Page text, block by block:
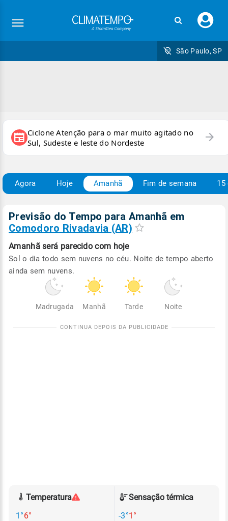
seu
São Paulo, SP
newspaper Ciclone Atenção para o mar muito agitado no
Sul, Sudeste e leste do Nordeste
arrow_forward
Agora Hoje Amanhã Fim de semana 15
Previsão do Tempo para Amanhã em
Comodoro Rivadavia (AR)
Amanhã será parecido com hoje
Sol o dia todo sem nuvens no céu. Noite de tempo aberto
ainda sem nuvens.
Madrugada Manhã Tarde Noite
Temperatura
1°6°
Sensação térmica
-3°1°